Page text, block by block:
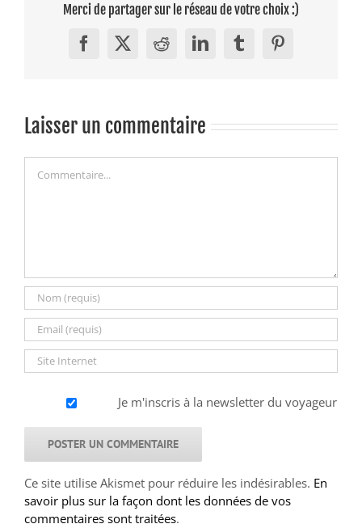
Merci de partager sur le réseau de votre choix :)
Facebook
X RedditLinkedInTumblrPinterest
Laisser un commentaire
Je m'inscris à la newsletter du voyageur
Ce site utilise Akismet pour réduire les indésirables. En
savoir plus sur la façon dont les données de vos
commentaires sont traitées.